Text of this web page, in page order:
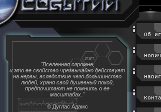
"Вселенная огромна,
и это ее свойство чрезвычайно действует
на нервы, вследствие чего большинство
людей, храня свой душевный покой,
предпочитают не помнить о ее
масштабах."
© Дуглас Адамс
Об